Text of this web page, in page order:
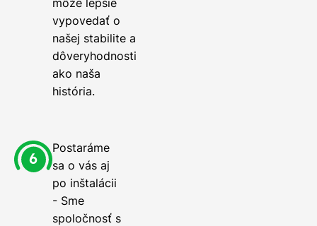
vypovedať o
našej stabilite a
dôveryhodnosti
ako naša
história.
Postaráme
sa o vás aj
po inštalácii
- Sme
spoločnosť s